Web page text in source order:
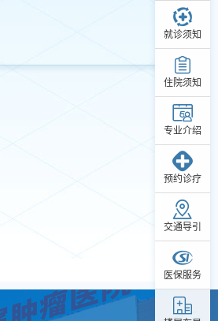
就诊须知
住院须知
专业介绍
预约诊疗
交通导引
医保服务